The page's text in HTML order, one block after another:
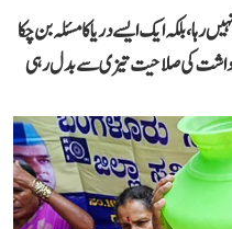
بلکہ ایک ایسے دریا کا مسئلہ بن چکا
کی صلاحیت تیزی سے بدل رہی